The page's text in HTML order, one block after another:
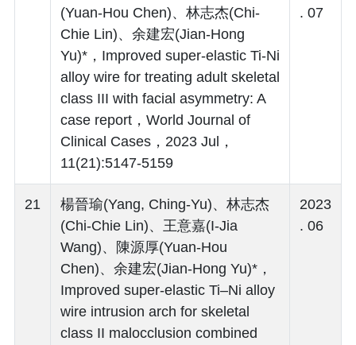
(Yuan-Hou Chen)、林志杰(Chi-
Chie Lin)、余建宏(Jian-Hong
Yu)*，Improved super-elastic Ti-Ni
alloy wire for treating adult skeletal
class III with facial asymmetry: A
case report，World Journal of
Clinical Cases，2023 Jul，
11(21):5147-5159
. 07
21
楊晉瑜(Yang, Ching-Yu)、林志杰
(Chi-Chie Lin)、王意嘉(I-Jia
Wang)、陳源厚(Yuan-Hou
Chen)、余建宏(Jian-Hong Yu)*，
Improved super-elastic Ti–Ni alloy
wire intrusion arch for skeletal
class II malocclusion combined
2023
. 06